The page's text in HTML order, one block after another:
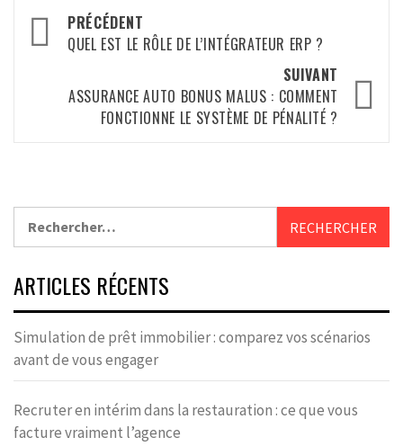
Navigation
d’article
PRÉCÉDENT
QUEL EST LE RÔLE DE L’INTÉGRATEUR ERP ?
SUIVANT
ASSURANCE AUTO BONUS MALUS : COMMENT
FONCTIONNE LE SYSTÈME DE PÉNALITÉ ?
ARTICLES RÉCENTS
Simulation de prêt immobilier : comparez vos scénarios
avant de vous engager
Recruter en intérim dans la restauration : ce que vous
facture vraiment l’agence